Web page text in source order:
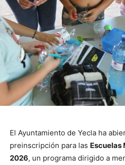
El Ayuntamiento de Yecla ha
preinscripción para las Escuelas
2026, un programa dirigido a